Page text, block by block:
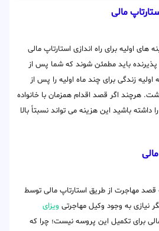
مالی
اولیه برای راه اندازی استارتاپ مالی
باید مطمئن شوند که شما پس از
اولیه زندگی برای چند ماه اولیه را پس از
هرچند اگر قصد اقدام همزمان با خانواده
داشته باشید این هزینه می تواند نسبتاً بالا
قصد مهاجرت از طریق استارتاپ مالی توسط
نیازی به وجود وکیل مهاجرتی ویزای
برای تکمیل این پروسه نیست؛ چرا که